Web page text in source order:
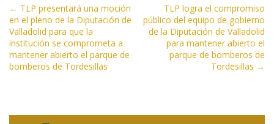
k p r
N
a
v
e
g
← TLP presentará una moción
en el pleno de la Diputación de
Valladolid para que la
institución se comprometa a
mantener abierto el parque de
bomberos de Tordesillas
TLP logra el compromiso
público del equipo de gobierno
de la Diputación de Valladolid
para mantener abierto el
parque de bomberos de
Tordesillas →